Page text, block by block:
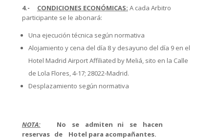
4.-
CONDICIONES ECONÓMICAS: A cada Arbitro
participante se le abonará:
Una ejecución técnica según normativa
Alojamiento y cena del día 8 y desayuno del día 9 en el
Hotel Madrid Airport Affiliated by Meliá, sito en la Calle
de Lola Flores, 4-17; 28022-Madrid.
Desplazamiento según normativa
NOTA: No se admiten ni se hacen
reservas de Hotel para acompañantes.